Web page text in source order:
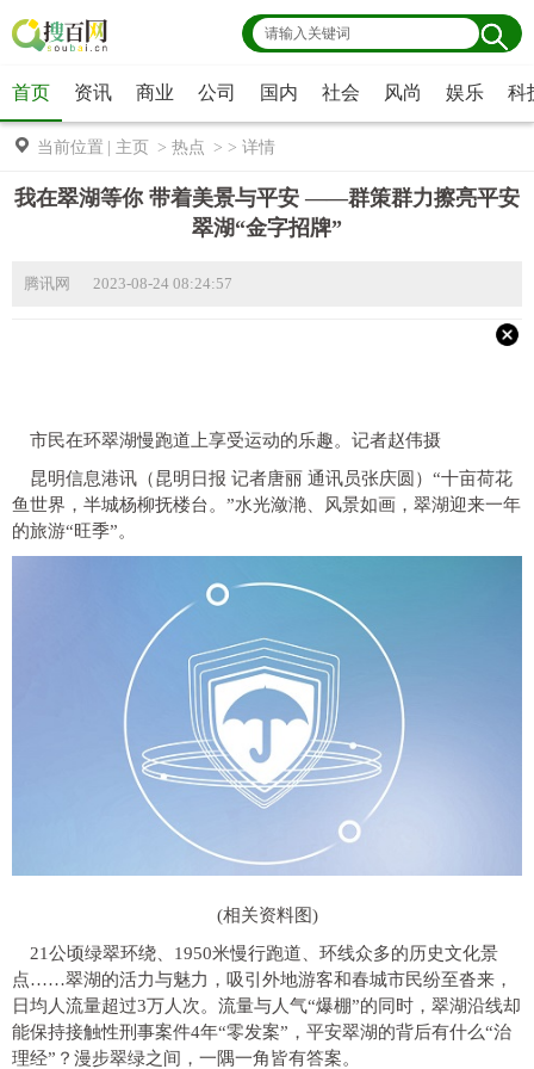
首页 资讯 商业 公司 国内 社会 风尚 娱乐 科
当前位置 主页 > 热点 > > 详情
​我在翠湖等你 带着美景与平安 ——群策群力擦亮平安
翠湖“金字招牌”
腾讯网 2023-08-24 08:24:57
市民在环翠湖慢跑道上享受运动的乐趣。记者赵伟摄
昆明信息港讯（昆明日报 记者唐丽 通讯员张庆圆） “十亩荷花
鱼世界，半城杨柳抚楼台。”水光潋滟、风景如画，翠湖迎来一年
的旅游“旺季”。
(相关资料图)
21公顷绿翠环绕、1950米慢行跑道、环线众多的历史文化景
点……翠湖的活力与魅力，吸引外地游客和春城市民纷至沓来，
日均人流量超过3万人次。流量与人气“爆棚”的同时，翠湖沿线却
能保持接触性刑事案件4年“零发案”，平安翠湖的背后有什么“治
理经”？漫步翠绿之间，一隅一角皆有答案。